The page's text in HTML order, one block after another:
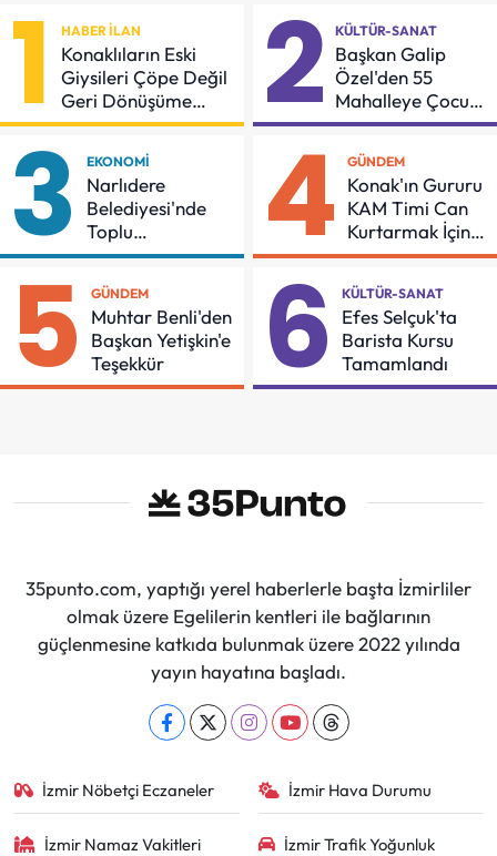
1 HABER İLAN
Konaklıların Eski
Giysileri Çöpe Değil
Geri Dönüşüme
Gidiyor
2 KÜLTÜR-SANAT
Başkan Galip
Özel'den 55
Mahalleye Çocuk
Şenliği
3 EKONOMI
Narlıdere
Belediyesi'nde
Toplu
Sözleşmeye
4 GÜNDEM
Konak'ın Gururu
KAM Timi Can
Kurtarmak İçin
Demir Aldı
5 GÜNDEM
Muhtar Benli'den
Başkan Yetişkin'e
Teşekkür
6 KÜLTÜR-SANAT
Efes Selçuk'ta
Barista Kursu
Tamamlandı
35punto.com, yaptığı yerel haberlerle başta İzmirliler
olmak üzere Egelilerin kentleri ile bağlarının
güçlenmesine katkıda bulunmak üzere 2022 yılında
yayın hayatına başladı.
İzmir Nöbetçi Eczaneler İzmir Hava Durumu
İzmir Namaz Vakitleri
İzmir Trafik Yoğunluk